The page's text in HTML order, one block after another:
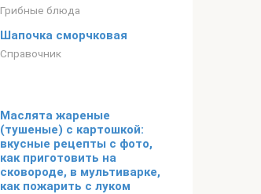
Грибные блюда
Шапочка сморчковая
Справочник
Маслята жареные
(тушеные) с картошкой:
вкусные рецепты с фото,
как приготовить на
сковороде, в мультиварке,
как пожарить с луком